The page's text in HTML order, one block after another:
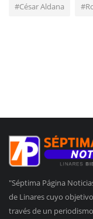
#César Aldana
"Séptima Página
de Linares cuyo
través de un